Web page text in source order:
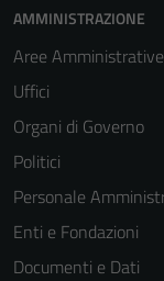
AMMINISTRAZIONE
Aree Amministrative
Uffici
Organi di Governo
Politici
Personale
Enti e Fondazioni
Documenti e Dati